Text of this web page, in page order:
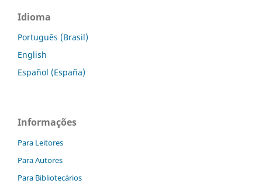
Idioma
Português (Brasil)
English
Español (España)
Informações
Para Leitores
Para Autores
Para Bibliotecários